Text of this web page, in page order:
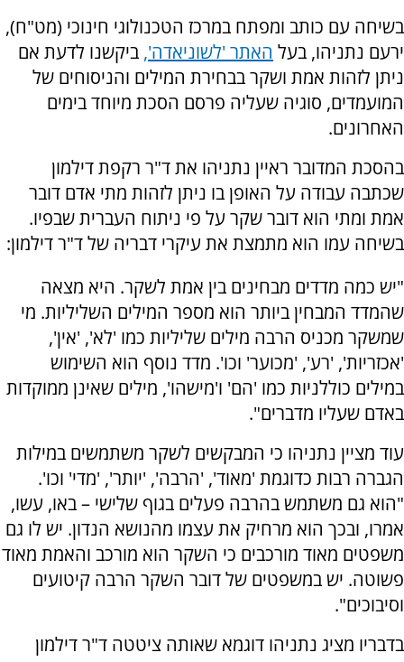
בשיחה עם כותב ומפתח במרכז הטכנולוגי חינוכי (מט"ח),
ירעם נתניהו, בעל האתר 'לשוניאדה', ביקשנו לדעת אם
ניתן לזהות אמת ושקר בבחירת המילים והניסוחים של
המועמדים, סוגיה שעליה פרסם הסכת מיוחד בימים
האחרונים.
בהסכת המדובר ראיין נתניהו את ד"ר רקפת דילמון
שכתבה עבודה על האופן בו ניתן לזהות מתי אדם דובר
אמת ומתי הוא דובר שקר על פי ניתוח העברית שבפיו.
בשיחה עמו הוא מתמצת את עיקרי דבריה של ד"ר דילמון:
"יש כמה מדדים מבחינים בין אמת לשקר. היא מצאה
שהמדד המבחין ביותר הוא מספר המילים השליליות. מי
שמשקר מכניס הרבה מילים שליליות כמו 'לא', 'אין',
'אכזריות', 'רע', 'מכוער' וכו'. מדד נוסף הוא השימוש
במילים כוללניות כמו 'הם' ו'מישהו', מילים שאינן ממוקדות
באדם שעליו מדברים".
עוד מציין נתניהו כי המבקשים לשקר משתמשים במילות
הגברה רבות כדוגמת 'מאוד', 'הרבה', 'יותר', 'מדי' וכו'.
"הוא גם משתמש בהרבה פעלים בגוף שלישי – באו, עשו,
אמרו, ובכך הוא מרחיק את עצמו מהנושא הנדון. יש לו גם
משפטים מאוד מורכבים כי השקר הוא מורכב והאמת מאוד
פשוטה. יש במשפטים של דובר השקר הרבה קיטועים
וסיבוכים".
בדבריו מציג נתניהו דוגמא שאותה ציטטה ד"ר דילמון